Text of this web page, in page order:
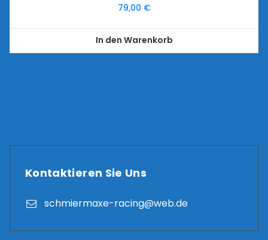
79,00 €
In den Warenkorb
Kontaktieren Sie Uns
schmiermaxe-racing@web.de